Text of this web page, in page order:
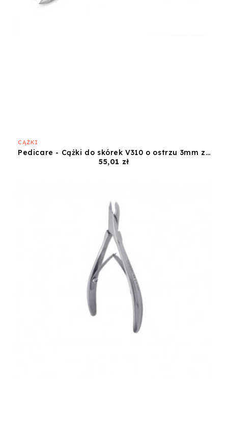
CĄŻKI
Pedicare - Cążki do skórek V310 o ostrzu 3mm ze stali chirurgicznej
55,01 złCena